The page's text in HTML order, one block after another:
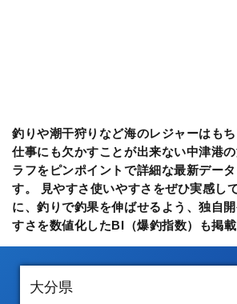
釣りや潮干狩りなど海のレジャーはも
仕事にも欠かすことが出来ない中津港
ラフをピンポイントで詳細な最新デー
す。 見やすさ使いやすさをぜひ実感し
に、釣りで釣果を伸ばせるよう、独自
すさを数値化したBI（爆釣指数）も掲載